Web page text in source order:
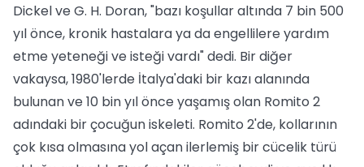
Dickel ve G. H. Doran, "bazı koşullar altında 7 bin 500
yıl önce, kronik hastalara ya da engellilere yardım
etme yeteneği ve isteği vardı" dedi. Bir diğer
vakaysa, 1980'lerde İtalya'daki bir kazı alanında
bulunan ve 10 bin yıl önce yaşamış olan Romito 2
adındaki bir çocuğun iskeleti. Romito 2'de, kollarının
çok kısa olmasına yol açan ilerlemiş bir cücelik türü